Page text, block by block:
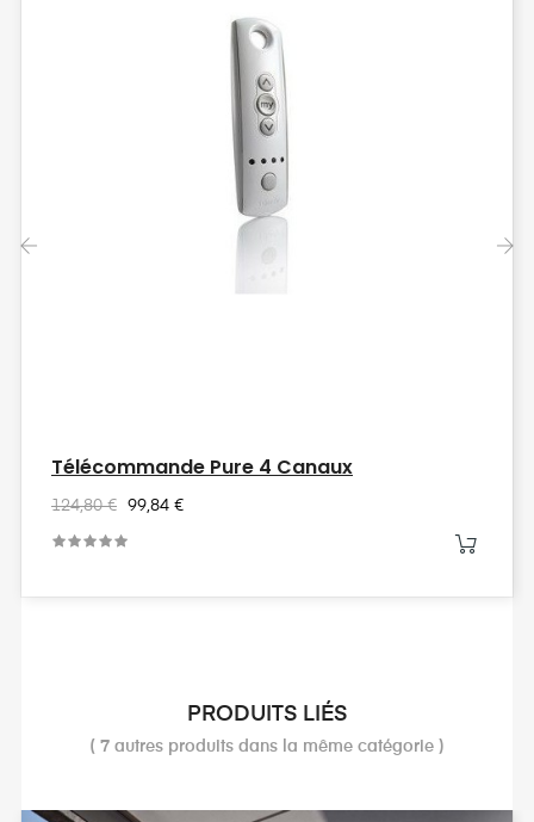
Télécommande Pure 4 Canaux
124,80 € 99,84 €
PRODUITS LIÉS
( 7 autres produits dans la même catégorie )